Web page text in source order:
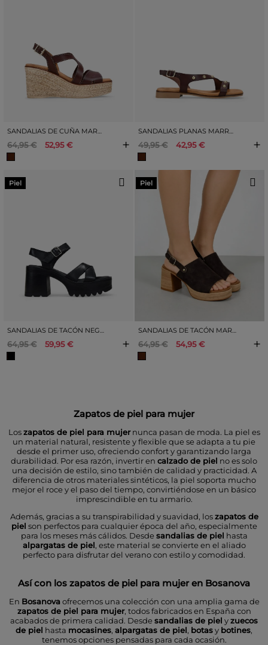
SANDALIAS DE CUÑA MARRONES EN PIEL CON HEBILLA
64,95 € 52,95 € +
SANDALIAS PLANAS MARRONES EN PIEL CON TACHAS
49,95 € 42,95 € +
Piel
64,95 € 59,95 € +
Piel
64,95 € 54,95 € +
Zapatos de piel para mujer
Loszapatos de piel para mujernunca pasan de moda. La piel es
un material natural, resistente y flexible que se adapta a tu pie
desde el primer uso, ofreciendo confort y garantizando larga
durabilidad. Por esa razón, invertir en calzado de piel no es solo
una decisión de estilo, sino también de calidad y practicidad. A
diferencia de otros materiales sintéticos, la piel soporta mucho
mejor el roce y el paso del tiempo, convirtiéndose en un básico
imprescindible en tu armario.
Además, gracias a su transpirabilidad y suavidad, loszapatos de
piel son perfectos para cualquier época del año, especialmente
para los meses más cálidos. Desdesandalias de piel hasta
alpargatas de piel, este material se convierte en el aliado
perfecto para disfrutar del verano con estilo y comodidad.
Así con los zapatos de piel para mujer en Bosanova
En Bosanovaofrecemos una colección con una amplia gama de
zapatos de piel para mujer, todos fabricados en España con
acabados de primera calidad. Desdesandalias de piel yzuecos
de piel hasta mocasines, alpargatas de piel, botasy botines,
tenemos opciones pensadas para cada ocasión.